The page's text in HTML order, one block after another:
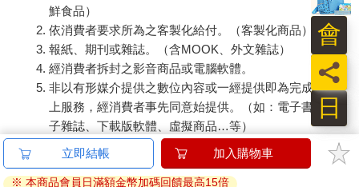
鮮食品）
依消費者要求所為之客製化給付。（客製化商品）
報紙、期刊或雜誌。（含MOOK、外文雜誌）
經消費者拆封之影音商品或電腦軟體。
非以有形媒介提供之數位內容或一經提供即為完成之線
上服務，經消費者事先同意始提供。（如：電子書、電
子雜誌、下載版軟體、虛擬商品…等）
已拆封之個人衛生用品。（如：內衣褲、刮鬍刀、除毛
若非上列種類商品，均享有到貨7天的猶豫期（含例假
日
員
會